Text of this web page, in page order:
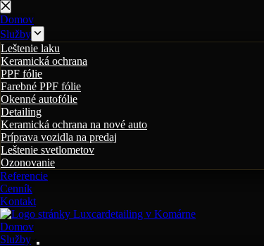
Skip
to
content
Domov
Služby
Leštenie laku
Keramická ochrana
PPF fólie
Farebné PPF fólie
Okenné autofólie
Detailing
Keramická ochrana na nové auto
Príprava vozidla na predaj
Leštenie svetlometov
Ozonovanie
Referencie
Cenník
Kontakt
Domov
Služby